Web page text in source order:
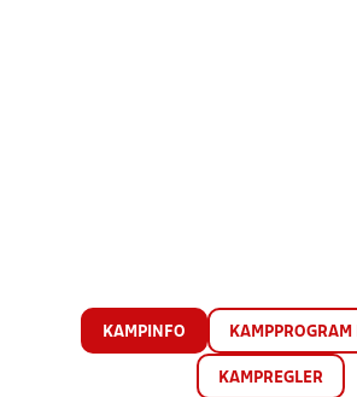
KAMPINFO KAMPPROGRAM
KAMPREGLER